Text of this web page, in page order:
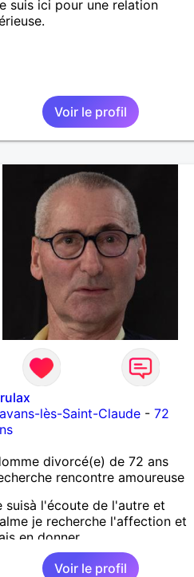
suis ici pour une relation
Voir le profil
lès-Saint-Claude- 72
divorcé(e) de 72 ans
rencontre amoureuse
suisà l'écoute de l'autre et
je recherche l'affection et
en donner
Voir le profil